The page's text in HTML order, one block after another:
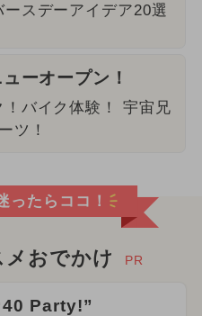
ースデーアイデア20選
ーオープン！
！バイク体験！ 宇宙兄
ツ！
ったらココ！
メおでかけ PR
Party!”